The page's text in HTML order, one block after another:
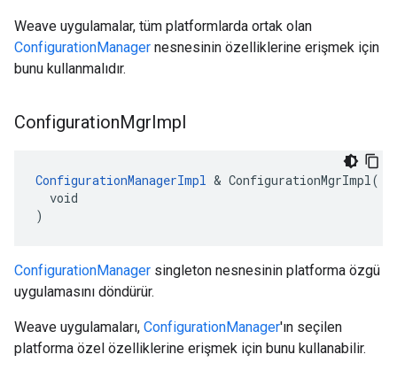
Weave uygulamalar, tüm platformlarda ortak olan
ConfigurationManager nesnesinin özelliklerine erişmek için
bunu kullanmalıdır.
ConfigurationMgrImpl
ConfigurationManagerImpl & ConfigurationMgrImpl(
  void
)
ConfigurationManager singleton nesnesinin platforma özgü
uygulamasını döndürür.
Weave uygulamaları, ConfigurationManager'ın seçilen
platforma özel özelliklerine erişmek için bunu kullanabilir.